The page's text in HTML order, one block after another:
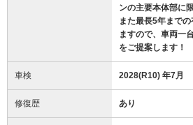
ンの主要本体部に
また最長5年まで
ますので、車両一
をご提案します！
車検 2028(R10) 年7月
修復歴 あり